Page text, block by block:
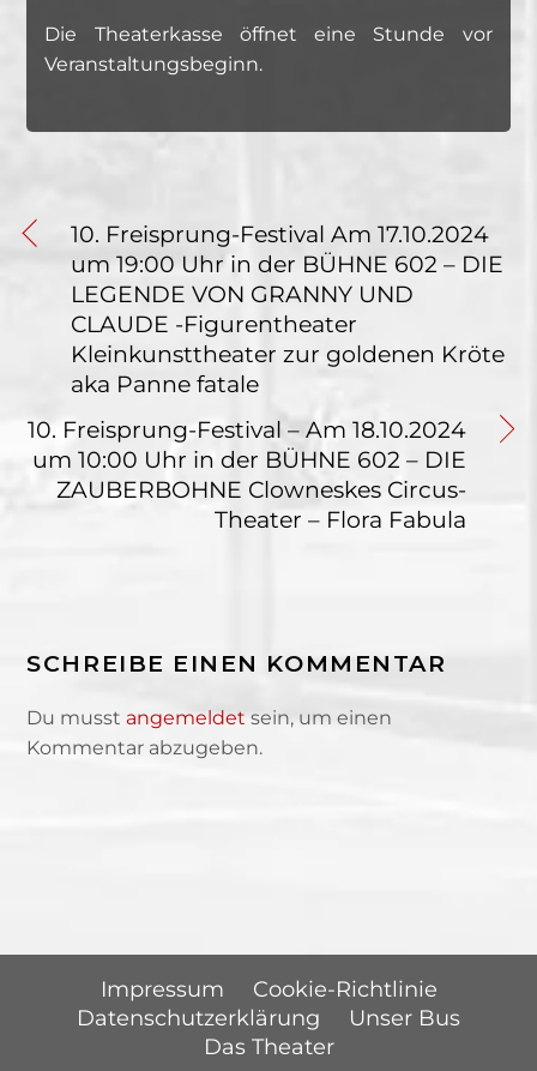
Die Theaterkasse öffnet eine Stunde vor
Veranstaltungsbeginn.
10. Freisprung-Festival Am 17.10.2024
um 19:00 Uhr in der BÜHNE 602 – DIE
LEGENDE VON GRANNY UND
CLAUDE -Figurentheater
Kleinkunsttheater zur goldenen Kröte
aka Panne fatale
10. Freisprung-Festival – Am 18.10.2024
um 10:00 Uhr in der BÜHNE 602 – DIE
ZAUBERBOHNE Clowneskes Circus-
Theater – Flora Fabula
SCHREIBE EINEN KOMMENTAR
Du musst angemeldet sein, um einen
Kommentar abzugeben.
Impressum
Cookie-Richtlinie
Datenschutzerklärung
Unser Bus
Das Theater